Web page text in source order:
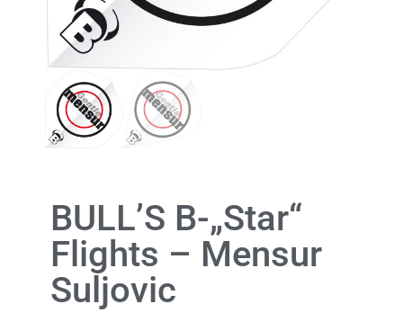
BULL’S B-„Star“
Flights – Mensur
Suljovic